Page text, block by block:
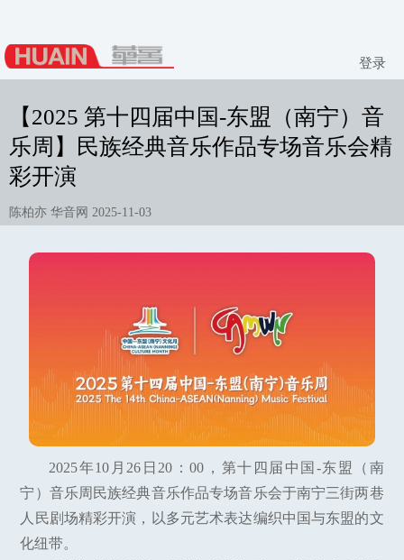
登录
【2025 第十四届中国-东盟（南宁）音
乐周】民族经典音乐作品专场音乐会精
彩开演
陈柏亦 华音网 2025-11-03
2025年10月26日20：00，第十四届中国-东盟（南
宁）音乐周民族经典音乐作品专场音乐会于南宁三街两巷
人民剧场精彩开演，以多元艺术表达编织中国与东盟的文
化纽带。